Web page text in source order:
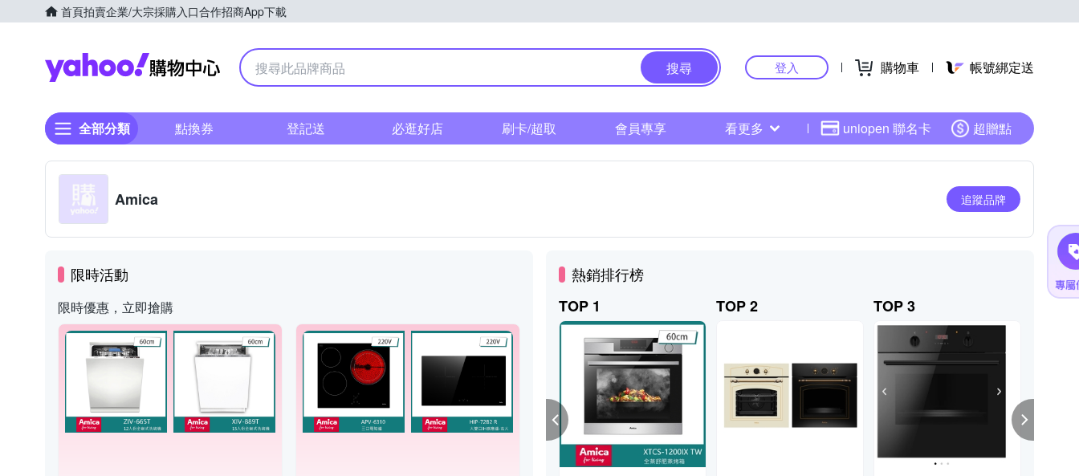
首頁拍賣企業/大宗採購入口合作招商App下載
Yahoo購物中心
搜尋 登入 購物車 帳號綁定送
全部分類 點換券 登記送 必逛好店 刷卡/超取 會員專享 看更多 uniopen 聯名卡 超贈點
Amica 追蹤品牌
限時活動
限時優惠，立即搶購
熱銷排行榜
TOP 1
TOP 2 TOP 3